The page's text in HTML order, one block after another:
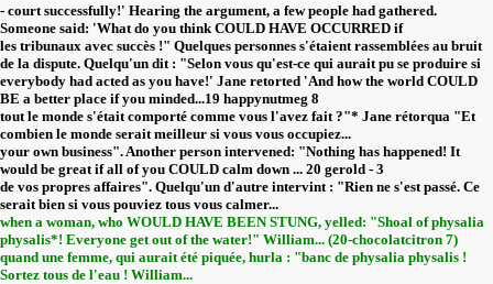
- court successfully!' Hearing the argument, a few people had gathered.
Someone said: 'What do you think COULD HAVE OCCURRED if
les tribunaux avec succès !" Quelques personnes s'étaient rassemblées au bruit
de la dispute. Quelqu'un dit : "Selon vous qu'est-ce qui aurait pu se produire si
everybody had acted as you have!' Jane retorted 'And how the world COULD
BE a better place if you minded...19 happynutmeg 8
tout le monde s'était comporté comme vous l'avez fait ?"* Jane rétorqua "Et
combien le monde serait meilleur si vous vous occupiez...
your own business". Another person intervened: "Nothing has happened! It
would be great if all of you COULD calm down ... 20 gerold - 3
de vos propres affaires". Quelqu'un d'autre intervint : "Rien ne s'est passé. Ce
serait bien si vous pouviez tous vous calmer...
when a woman, who WOULD HAVE BEEN STUNG, yelled: "Shoal of physalia
physalis*! Everyone get out of the water!" William... (20-chocolatcitron 7)
quand une femme, qui aurait été piquée, hurla : "banc de physalia physalis !
Sortez tous de l'eau ! William...